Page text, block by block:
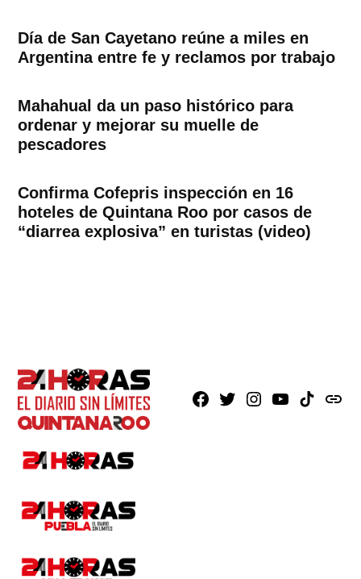
Día de San Cayetano reúne a miles en
Argentina entre fe y reclamos por trabajo
Mahahual da un paso histórico para
ordenar y mejorar su muelle de
pescadores
Confirma Cofepris inspección en 16
hoteles de Quintana Roo por casos de
“diarrea explosiva” en turistas (video)
Facebook
X Instagram
YoutubeTikTokissuu